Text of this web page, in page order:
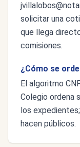
solicitar una
que llega
comisiones.
¿Cómo se
El algoritmo
Colegio ordena
los
hacen públicos.